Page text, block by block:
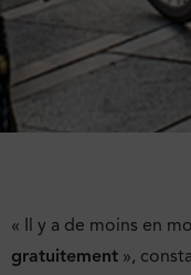
« Il y a de moins en
gratuitement »,